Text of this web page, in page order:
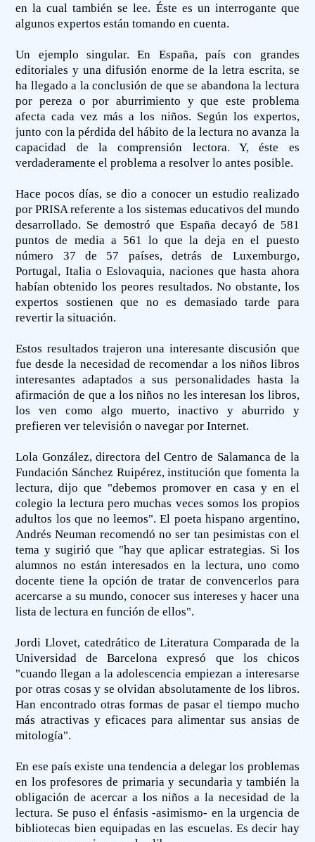
en la cual también se lee. Éste es un interrogante que
algunos expertos están tomando en cuenta.
Un ejemplo singular. En España, país con grandes
editoriales y una difusión enorme de la letra escrita, se
ha llegado a la conclusión de que se abandona la lectura
por pereza o por aburrimiento y que este problema
afecta cada vez más a los niños. Según los expertos,
junto con la pérdida del hábito de la lectura no avanza la
capacidad de la comprensión lectora. Y, éste es
verdaderamente el problema a resolver lo antes posible.
Hace pocos días, se dio a conocer un estudio realizado
por PRISA referente a los sistemas educativos del mundo
desarrollado. Se demostró que España decayó de 581
puntos de media a 561 lo que la deja en el puesto
número 37 de 57 países, detrás de Luxemburgo,
Portugal, Italia o Eslovaquia, naciones que hasta ahora
habían obtenido los peores resultados. No obstante, los
expertos sostienen que no es demasiado tarde para
revertir la situación.
Estos resultados trajeron una interesante discusión que
fue desde la necesidad de recomendar a los niños libros
interesantes adaptados a sus personalidades hasta la
afirmación de que a los niños no les interesan los libros,
los ven como algo muerto, inactivo y aburrido y
prefieren ver televisión o navegar por Internet.
Lola González, directora del Centro de Salamanca de la
Fundación Sánchez Ruipérez, institución que fomenta la
lectura, dijo que "debemos promover en casa y en el
colegio la lectura pero muchas veces somos los propios
adultos los que no leemos". El poeta hispano argentino,
Andrés Neuman recomendó no ser tan pesimistas con el
tema y sugirió que "hay que aplicar estrategias. Si los
alumnos no están interesados en la lectura, uno como
docente tiene la opción de tratar de convencerlos para
acercarse a su mundo, conocer sus intereses y hacer una
lista de lectura en función de ellos".
Jordi Llovet, catedrático de Literatura Comparada de la
Universidad de Barcelona expresó que los chicos
"cuando llegan a la adolescencia empiezan a interesarse
por otras cosas y se olvidan absolutamente de los libros.
Han encontrado otras formas de pasar el tiempo mucho
más atractivas y eficaces para alimentar sus ansias de
mitología".
En ese país existe una tendencia a delegar los problemas
en los profesores de primaria y secundaria y también la
obligación de acercar a los niños a la necesidad de la
lectura. Se puso el énfasis -asimismo- en la urgencia de
bibliotecas bien equipadas en las escuelas. Es decir hay